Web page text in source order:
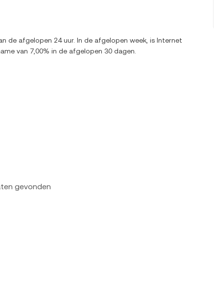
de afgelopen 24 uur. In de afgelopen week, is Internet
van 7,00% in de afgelopen 30 dagen.
gevonden